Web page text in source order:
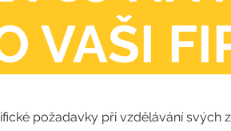
VAŠI
požadavky při vzdělávání svých